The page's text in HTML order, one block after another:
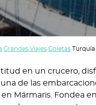
Grandes Viajes Goletas
en un crucero,
de las
Mármaris. Fondea